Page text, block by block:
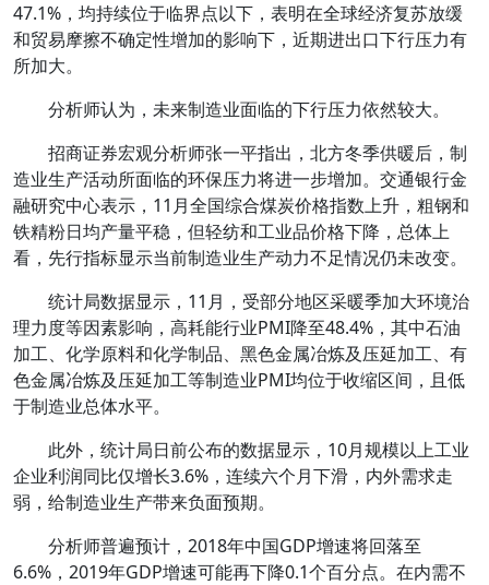
47.1%，均持续位于临界点以下，表明在全球经济复苏放缓
和贸易摩擦不确定性增加的影响下，近期进出口下行压力有
所加大。
分析师认为，未来制造业面临的下行压力依然较大。
招商证券宏观分析师张一平指出，北方冬季供暖后，制
造业生产活动所面临的环保压力将进一步增加。交通银行金
融研究中心表示，11月全国综合煤炭价格指数上升，粗钢和
铁精粉日均产量平稳，但轻纺和工业品价格下降，总体上
看，先行指标显示当前制造业生产动力不足情况仍未改变。
统计局数据显示，11月，受部分地区采暖季加大环境治
理力度等因素影响，高耗能行业PMI降至48.4%，其中石油
加工、化学原料和化学制品、黑色金属冶炼及压延加工、有
色金属冶炼及压延加工等制造业PMI均位于收缩区间，且低
于制造业总体水平。
此外，统计局日前公布的数据显示，10月规模以上工业
企业利润同比仅增长3.6%，连续六个月下滑，内外需求走
弱，给制造业生产带来负面预期。
分析师普遍预计，2018年中国GDP增速将回落至
6.6%，2019年GDP增速可能再下降0.1个百分点。在内需不